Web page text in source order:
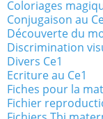
Coloriages
Conjugaison au
Découverte du
Discrimination
Divers Ce1
Ecriture au Ce1
Fiches pour la
Fichier